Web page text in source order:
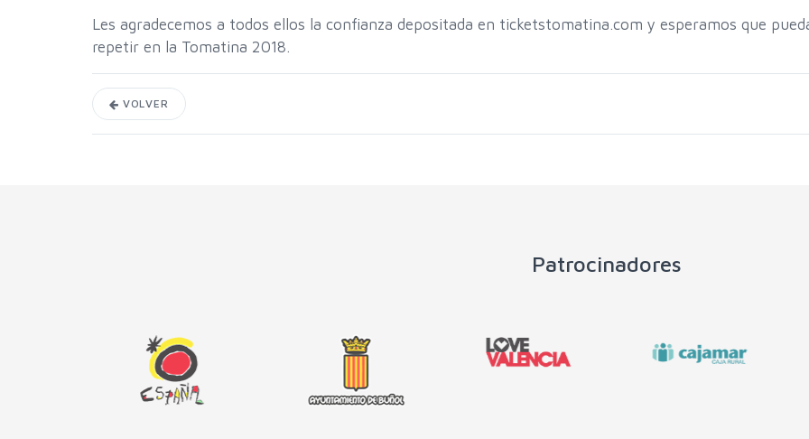
Les agradecemos a todos ellos la confianza depositada en ticketstomatina.com y esperamos que
repetir en la Tomatina 2018.
VOLVER
Patrocinadores